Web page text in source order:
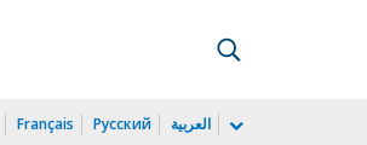
Français Русский العربية